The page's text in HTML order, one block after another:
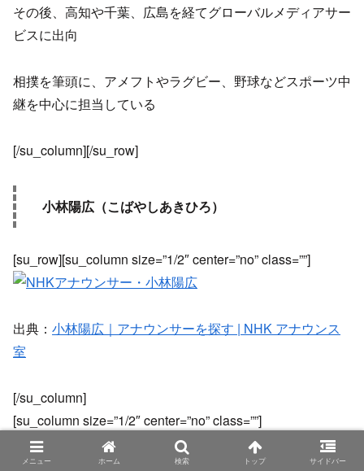
その後、高知や千葉、広島を経てグローバルメディアサー
ビスに出向
相撲を筆頭に、アメフトやラグビー、野球などスポーツ中
継を中心に担当している
[/su_column][/su_row]
小林陽広（こばやしあきひろ）
[su_row][su_column size=”1/2″ center=”no” class=””]
出典： 小林陽広｜アナウンサーを探す | NHK アナウンス
室
[/su_column]
[su_column size=”1/2″ center=”no” class=””]
NHKの男性アナウンサー
メニュー ホーム 検索 トップ サイドバー